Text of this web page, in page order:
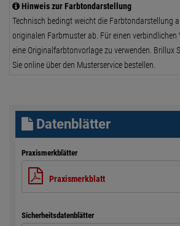
Hinweis zur Farbtondarstellung
Technisch bedingt weicht die Farbtondarstellung
originalen Farbmuster ab. Für einen verbindlichen
eine Originalfarbtonvorlage zu verwenden. Brillux
Sie online über den Musterservice bestellen.
Datenblätter
Praxismerkblätter
Praxismerkblatt
Sicherheitsdatenblätter